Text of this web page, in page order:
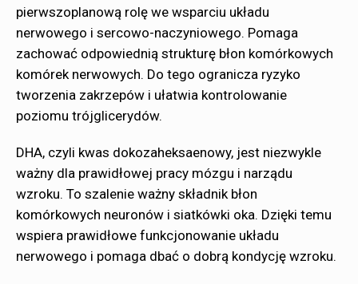
pierwszoplanową rolę we wsparciu układu
nerwowego i sercowo-naczyniowego. Pomaga
zachować odpowiednią strukturę błon komórkowych
komórek nerwowych. Do tego ogranicza ryzyko
tworzenia zakrzepów i ułatwia kontrolowanie
poziomu trójglicerydów.
DHA, czyli kwas dokozaheksaenowy, jest niezwykle
ważny dla prawidłowej pracy mózgu i narządu
wzroku. To szalenie ważny składnik błon
komórkowych neuronów i siatkówki oka. Dzięki temu
wspiera prawidłowe funkcjonowanie układu
nerwowego i pomaga dbać o dobrą kondycję wzroku.